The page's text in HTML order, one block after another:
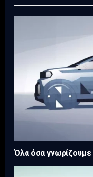
Όλα όσα γνωρίζουμε